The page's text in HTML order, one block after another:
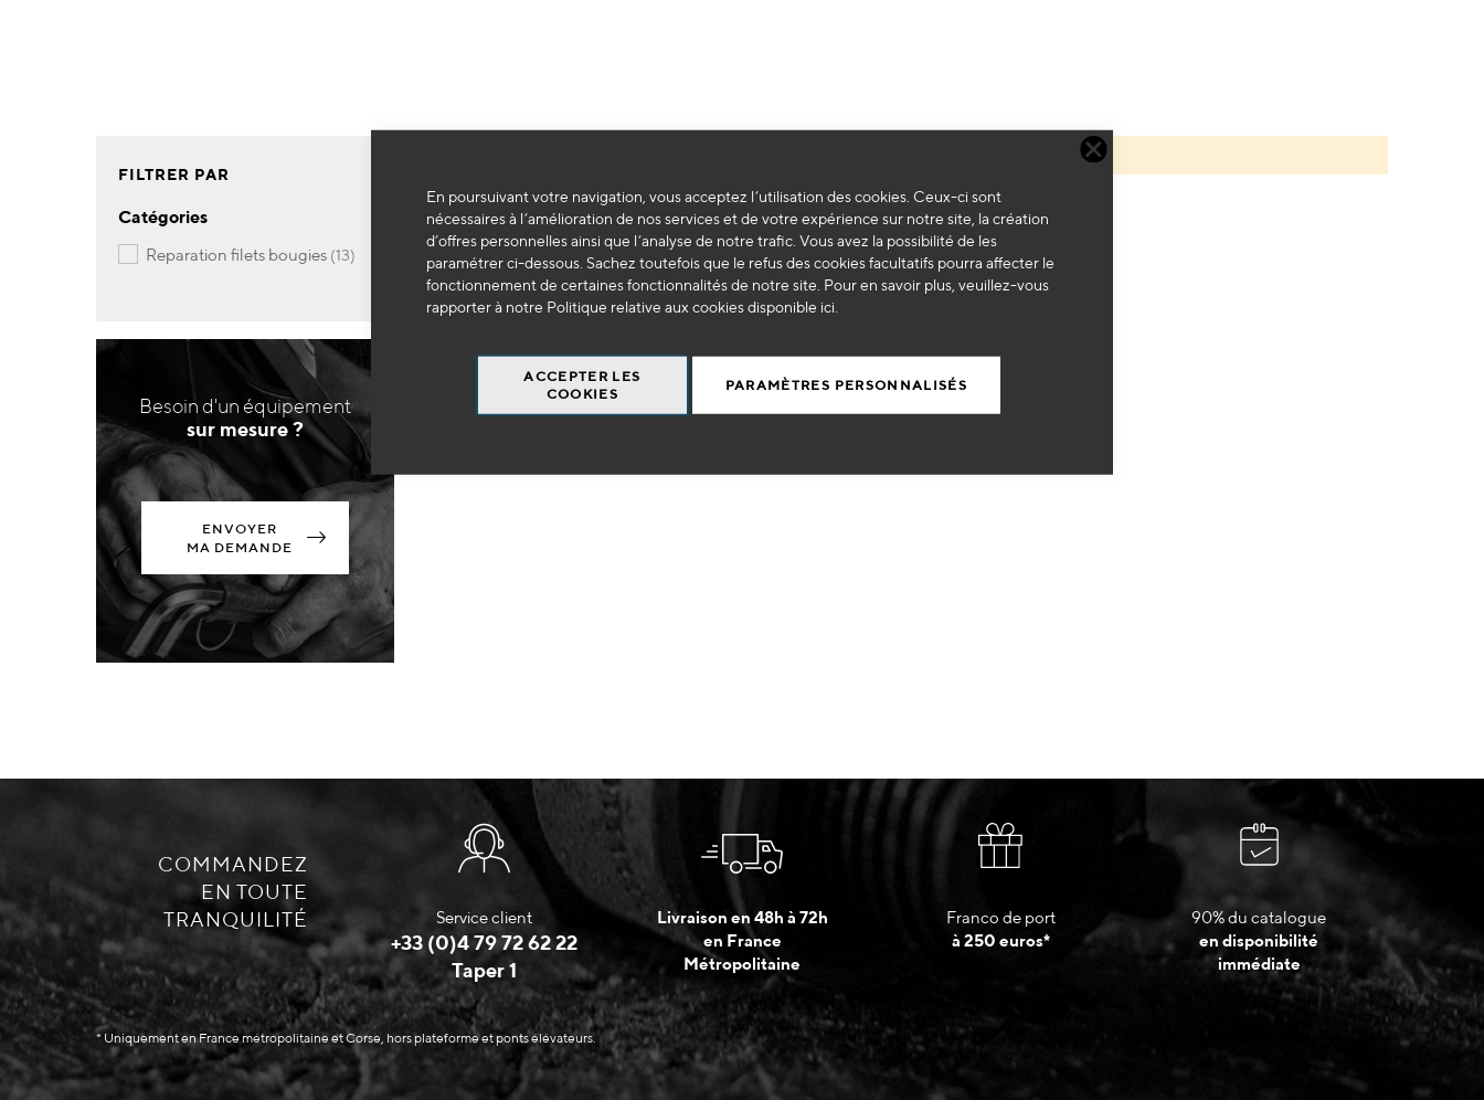
En poursuivant votre navigation, vous acceptez l’utilisation des cookies. Ceux-ci sont
nécessaires à l’amélioration de nos services et de votre expérience sur notre site, la création
d’offres personnelles ainsi que l’analyse de notre trafic. Vous avez la possibilité de les
paramétrer ci-dessous. Sachez toutefois que le refus des cookies facultatifs pourra affecter le
fonctionnement de certaines fonctionnalités de notre site. Pour en savoir plus, veuillez-vous
rapporter à notre Politique relative aux cookies disponible ici
ACCEPTER LES
COOKIES
PARAMÈTRES PERSONNALISÉS
FILTRER PAR
Catégories
reparation filets bougies 13articles
Besoin d'un équipement
sur mesure ?
ENVOYER
MA DEMANDE
COMMANDEZ
EN TOUTE
TRANQUILITÉ
Service client
+33 (0)4 79 72 62 22
Taper 1
Livraison en 48h à 72h
en France
Métropolitaine
Franco de port
à 250 euros*
90% du catalogue
en disponibilité
immédiate
* Uniquement en France métropolitaine et Corse, hors plateforme et ponts élévateurs.